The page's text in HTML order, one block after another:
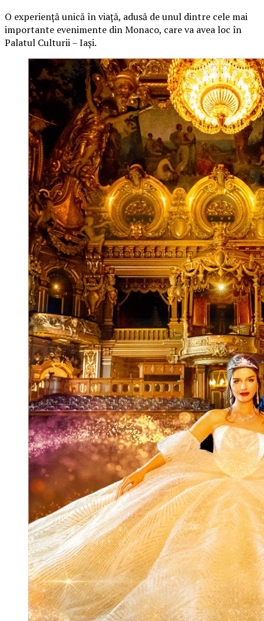
O experiență unică în viață, adusă de unul dintre cele mai
importante evenimente din Monaco, care va avea loc în
Palatul Culturii – Iași.